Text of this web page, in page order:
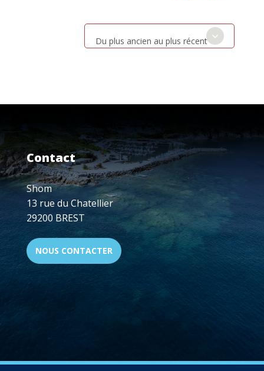
Du plus ancien au plus récent
Contact
Shom
13 rue du Chatellier
29200 BREST
NOUS CONTACTER